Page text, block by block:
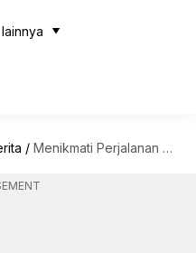
lainnya
/ Menikmati Perjalanan Gastronomi Menuju Puebla, Meksiko